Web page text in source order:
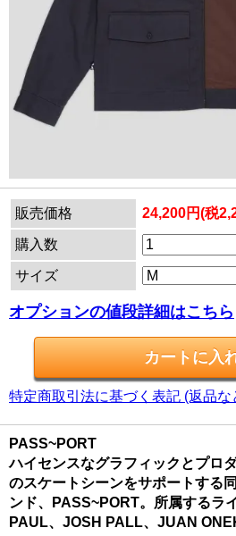
販売価格 24,200円(税
購入数
サイズ
オプションの値段詳細はこちら
特定商取引法に基づく表記 (返品な
PASS~PORT
ハイセンスなグラフィックとプロ
のスケートシーンをサポートする
ンド、PASS~PORT。所属するラ
PAUL、JOSH PALL、JUAN